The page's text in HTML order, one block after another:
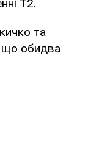
T2.
та
що обидва